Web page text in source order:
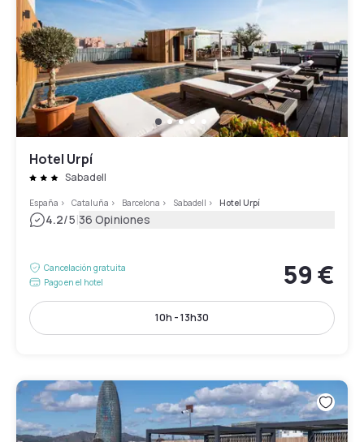
Hotel Urpí
Sabadell
España > Cataluña > Barcelona > Sabadell > Hotel Urpí
4.2/5|36 Opiniones
Cancelación gratuita
Pago en el hotel
59 €
10h - 13h30